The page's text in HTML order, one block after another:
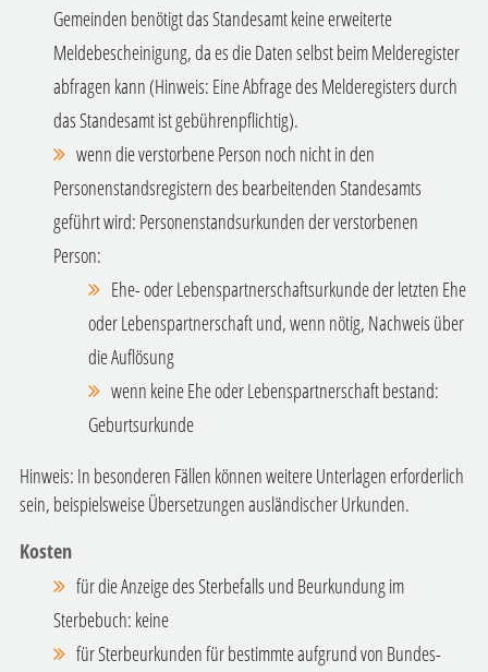
Gemeinden benötigt das Standesamt keine erweiterte
Meldebescheinigung, da es die Daten selbst beim Melderegister
abfragen kann (Hinweis: Eine Abfrage des Melderegisters durch
das Standesamt ist gebührenpflichtig).
wenn die verstorbene Person noch nicht in den
Personenstandsregistern des bearbeitenden Standesamts
geführt wird: Personenstandsurkunden der verstorbenen
Person:
Ehe- oder Lebenspartnerschaftsurkunde der letzten Ehe
oder Lebenspartnerschaft und, wenn nötig, Nachweis über
die Auflösung
wenn keine Ehe oder Lebenspartnerschaft bestand:
Geburtsurkunde
Hinweis: In besonderen Fällen können weitere Unterlagen erforderlich
sein, beispielsweise Übersetzungen ausländischer Urkunden.
Kosten
für die Anzeige des Sterbefalls und Beurkundung im
Sterbebuch: keine
für Sterbeurkunden für bestimmte aufgrund von Bundes-